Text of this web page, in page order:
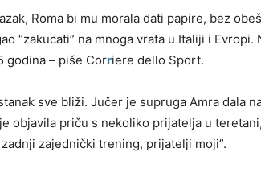
Roma bi mu morala dati papire, bez
“zakucati” na mnoga vrata u Italiji i
godina – piše Corriere dello Sport.
sve bliži. Jučer je supruga Amra dala
objavila priču s nekoliko prijatelja u
zajednički trening, prijatelji moji”.